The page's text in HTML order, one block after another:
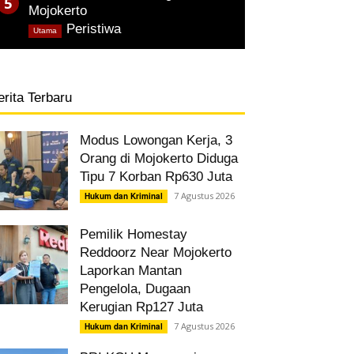
Mojokerto
Peristiwa,
Utama
Terbaru
Modus Lowongan Kerja, 3
Orang di Mojokerto Diduga
Tipu 7 Korban Rp630 Juta
Hukum dan Kriminal 7 Agustus 2026
Pemilik Homestay
Reddoorz Near Mojokerto
Laporkan Mantan
Pengelola, Dugaan
Kerugian Rp127 Juta
Hukum dan Kriminal 7 Agustus 2026